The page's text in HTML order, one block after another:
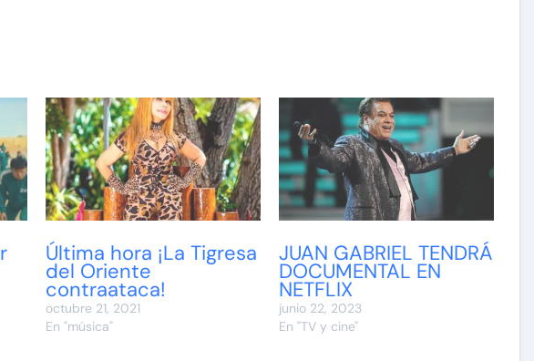
Última hora ¡La Tigresa
del Oriente
contraataca!
octubre 21, 2021
En "música"
JUAN GABRIEL TENDRÁ
DOCUMENTAL EN
NETFLIX
junio 22, 2023
En "TV y cine"